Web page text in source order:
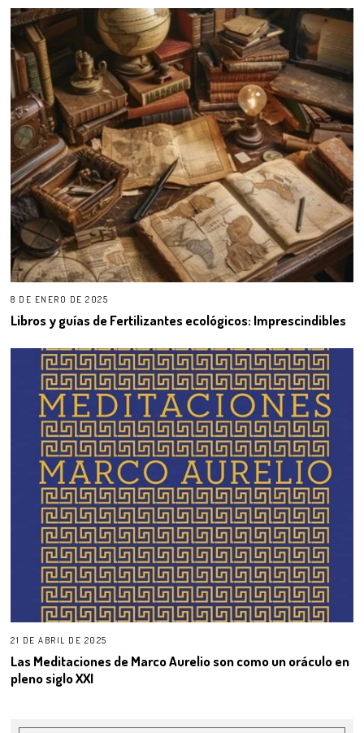
8 DE ENERO DE 2025
Libros y guías de Fertilizantes ecológicos: Imprescindibles
21 DE ABRIL DE 2025
Las Meditaciones de Marco Aurelio son como un oráculo en
pleno siglo XXI